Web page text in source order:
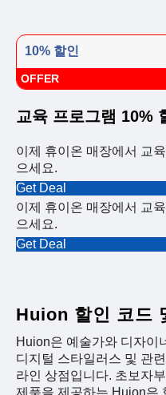
10% 할인
OFFER
교육 프로그램 10%
이제 휴이온 매장에서 교
으세요.
Get Deal
이제 휴이온 매장에서 교
으세요.
Get Deal
Huion 할인 코드
Huion은 예술가와 디자이
디지털 스타일러스 및 관
라인 상점입니다. 초보자